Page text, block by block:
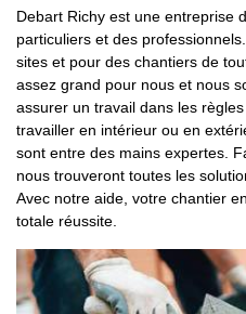
Debart Richy est une entreprise
particuliers et des
sites et pour des chantiers de
assez grand pour nous et nous
assurer un travail dans les
travailler en intérieur ou en
sont entre des mains expertes.
nous trouveront toutes les
Avec notre aide, votre chantier
totale réussite.